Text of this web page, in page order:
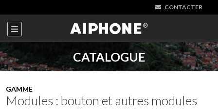
CONTACTER
CATALOGUE
GAMME
Modules : bouton et autres modules